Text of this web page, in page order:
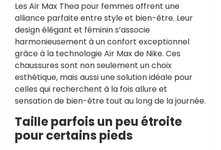
Les Air Max Thea pour femmes offrent une
alliance parfaite entre style et bien-être. Leur
design élégant et féminin s’associe
harmonieusement à un confort exceptionnel
grâce à la technologie Air Max de Nike. Ces
chaussures sont non seulement un choix
esthétique, mais aussi une solution idéale pour
celles qui recherchent à la fois allure et
sensation de bien-être tout au long de la journée.
Taille parfois un peu étroite
pour certains pieds